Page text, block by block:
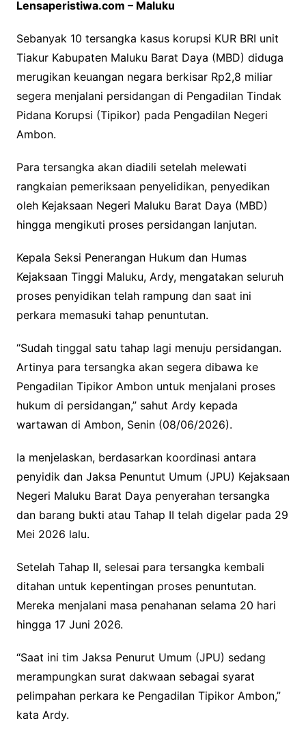
Lensaperistiwa.com – Maluku
Sebanyak 10 tersangka kasus korupsi KUR BRI unit
Tiakur Kabupaten Maluku Barat Daya (MBD) diduga
merugikan keuangan negara berkisar Rp2,8 miliar
segera menjalani persidangan di Pengadilan Tindak
Pidana Korupsi (Tipikor) pada Pengadilan Negeri
Ambon.
Para tersangka akan diadili setelah melewati
rangkaian pemeriksaan penyelidikan, penyedikan
oleh Kejaksaan Negeri Maluku Barat Daya (MBD)
hingga mengikuti proses persidangan lanjutan.
Kepala Seksi Penerangan Hukum dan Humas
Kejaksaan Tinggi Maluku, Ardy, mengatakan seluruh
proses penyidikan telah rampung dan saat ini
perkara memasuki tahap penuntutan.
“Sudah tinggal satu tahap lagi menuju persidangan.
Artinya para tersangka akan segera dibawa ke
Pengadilan Tipikor Ambon untuk menjalani proses
hukum di persidangan,” sahut Ardy kepada
wartawan di Ambon, Senin (08/06/2026).
Ia menjelaskan, berdasarkan koordinasi antara
penyidik dan Jaksa Penuntut Umum (JPU) Kejaksaan
Negeri Maluku Barat Daya penyerahan tersangka
dan barang bukti atau Tahap II telah digelar pada 29
Mei 2026 lalu.
Setelah Tahap II, selesai para tersangka kembali
ditahan untuk kepentingan proses penuntutan.
Mereka menjalani masa penahanan selama 20 hari
hingga 17 Juni 2026.
“Saat ini tim Jaksa Penurut Umum (JPU) sedang
merampungkan surat dakwaan sebagai syarat
pelimpahan perkara ke Pengadilan Tipikor Ambon,”
kata Ardy.